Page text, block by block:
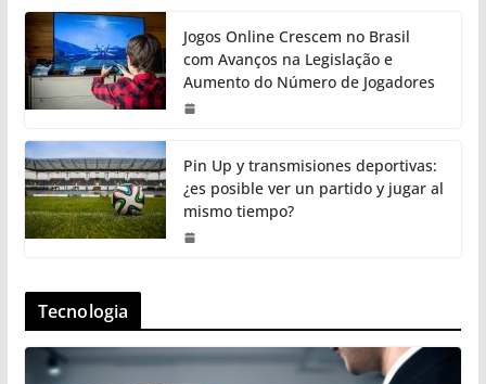
Jogos Online Crescem no Brasil
com Avanços na Legislação e
Aumento do Número de Jogadores
Pin Up y transmisiones deportivas:
¿es posible ver un partido y jugar al
mismo tiempo?
Tecnologia